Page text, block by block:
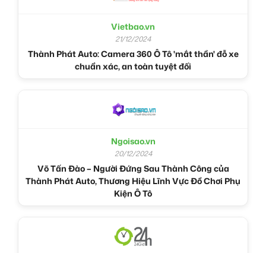
Vietbao.vn
21/12/2024
Thành Phát Auto: Camera 360 Ô Tô 'mắt thần' đỗ xe
chuẩn xác, an toàn tuyệt đối
Ngoisao.vn
20/12/2024
Võ Tấn Đào – Người Đứng Sau Thành Công của
Thành Phát Auto, Thương Hiệu Lĩnh Vực Đồ Chơi Phụ
Kiện Ô Tô